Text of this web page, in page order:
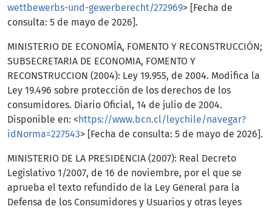
wettbewerbs-und-gewerberecht/272969> [Fecha de
consulta: 5 de mayo de 2026].
MINISTERIO DE ECONOMÍA, FOMENTO Y RECONSTRUCCIÓN;
SUBSECRETARIA DE ECONOMIA, FOMENTO Y
RECONSTRUCCION (2004): Ley 19.955, de 2004. Modifica la
Ley 19.496 sobre protección de los derechos de los
consumidores. Diario Oficial, 14 de julio de 2004.
Disponible en: < https://www.bcn.cl/leychile/navegar?
idNorma=227543> [Fecha de consulta: 5 de mayo de 2026].
MINISTERIO DE LA PRESIDENCIA (2007): Real Decreto
Legislativo 1/2007, de 16 de noviembre, por el que se
aprueba el texto refundido de la Ley General para la
Defensa de los Consumidores y Usuarios y otras leyes